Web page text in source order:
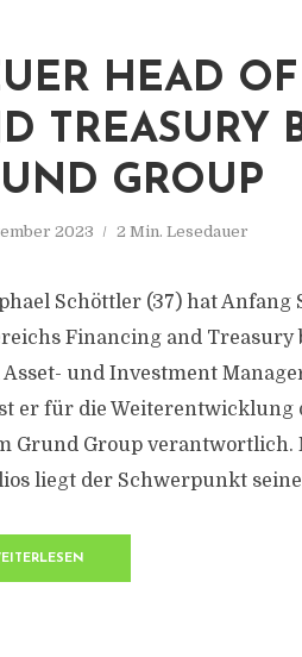
HEAD
TREASURY
GROUP
2023 2 Min. Lesedauer
Schöttler (37) hat Anfang
Financing and
Asset- und Investment
er für die
Grund Group verantwortlich.
liegt der Schwerpunkt